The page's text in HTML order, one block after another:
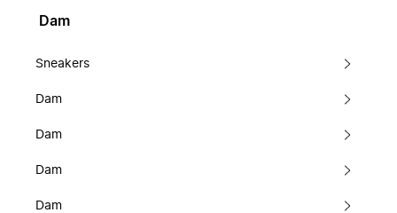
Dam
Sneakers
Dam
Dam
Dam
Dam